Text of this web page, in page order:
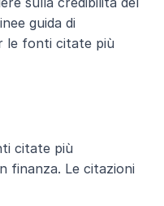
guida di
le fonti citate più
citate più
finanza. Le citazioni